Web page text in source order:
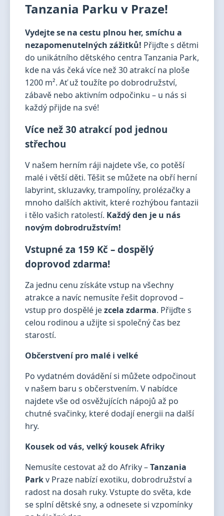
Tanzania Parku v Praze!
Vydejte se na cestu plnou her, smíchu a
nezapomenutelných zážitků! Přijďte s dětmi
do unikátního dětského centra Tanzania Park,
kde na vás čeká více než 30 atrakcí na ploše
1200 m². Ať už toužíte po dobrodružství,
zábavě nebo aktivním odpočinku – u nás si
každý přijde na své!
Více než 30 atrakcí pod jednou
střechou
V našem herním ráji najdete vše, co potěší
malé i větší děti. Těšit se můžete na obří herní
labyrint, skluzavky, trampolíny, prolézačky a
mnoho dalších aktivit, které rozhýbou fantazii
i tělo vašich ratolestí. Každý den je u nás
novým dobrodružstvím!
Vstupné za 159 Kč – dospělý
doprovod zdarma!
Za jednu cenu získáte vstup na všechny
atrakce a navíc nemusíte řešit doprovod –
vstup pro dospělé jezcela zdarma. Přijďte s
celou rodinou a užijte si společný čas bez
starostí.
Občerstvení pro malé i velké
Po vydatném dovádění si můžete odpočinout
v našem baru s občerstvením. V nabídce
najdete vše od osvěžujících nápojů až po
chutné svačinky, které dodají energii na další
hry.
Kousek od vás, velký kousek Afriky
Nemusíte cestovat až do Afriky –Tanzania
Parkv Praze nabízí exotiku, dobrodružství a
radost na dosah ruky. Vstupte do světa, kde
se splní dětské sny, a odnesete si vzpomínky